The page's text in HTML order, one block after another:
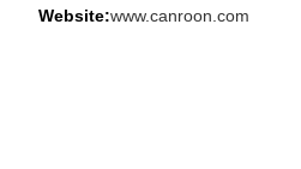
Website:www.canroon.com